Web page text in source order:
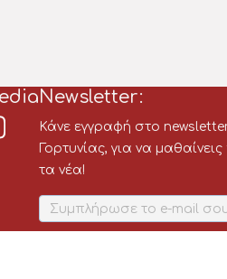
Newsletter:
Κάνε εγγραφή στο
Γορτυνίας, για να
τα νέα!